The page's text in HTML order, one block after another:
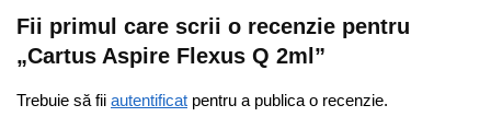
Fii primul care scrii o recenzie pentru
„Cartus Aspire Flexus Q 2ml”
Trebuie să fii autentificat pentru a publica o recenzie.